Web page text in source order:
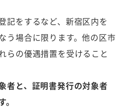
記をするなど、新宿区内を
う場合に限ります。他の区市
らの優遇措置を受けること
者と、証明書発行の対象者